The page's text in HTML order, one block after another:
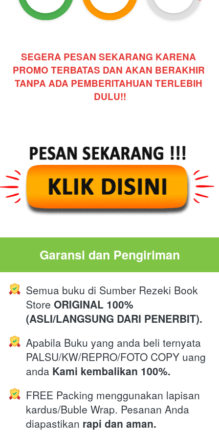
SEGERA PESAN SEKARANG KARENA
PROMO TERBATAS DAN AKAN BERAKHIR
TANPA ADA PEMBERITAHUAN TERLEBIH
DULU!!
Garansi dan Pengiriman
Semua buku di Sumber Rezeki Book
Store ORIGINAL 100%
(ASLI/LANGSUNG DARI PENERBIT).
Apabila Buku yang anda beli ternyata
PALSU/KW/REPRO/FOTO COPY uang
anda Kami kembalikan 100%.
FREE Packing menggunakan lapisan
kardus/Buble Wrap. Pesanan Anda
diapastikan rapi dan aman.